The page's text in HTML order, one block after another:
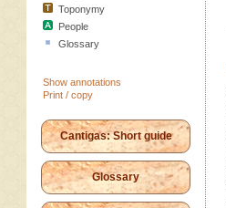
Toponymy
People
Glossary
Show annotations
Print / copy
Cantigas: Short guide
Glossary